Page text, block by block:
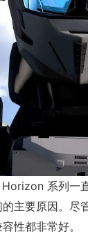
系列一
主要原因。尽
性都非常好。
赛大区火